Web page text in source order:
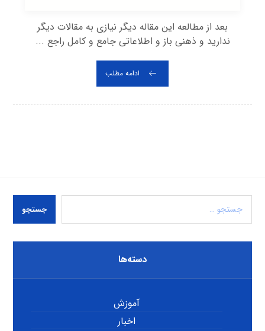
بعد از مطالعه این مقاله دیگر نیازی به مقالات دیگر
ندارید و ذهنی باز و اطلاعاتی جامع و کامل راجع ...
ادامه مطلب
جستجو
دسته‌ها
آموزش
اخبار